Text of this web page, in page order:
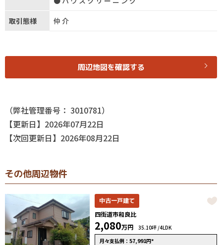
取引態様 仲介
周辺地図を確認する
（弊社管理番号： 3010781）
【更新日】2026年07月22日
【次回更新日】2026年08月22日
その他周辺物件
中古一戸建て
四街道市和良比
2,080万円 35.10坪 /4LDK
月々支払例：57,991円*